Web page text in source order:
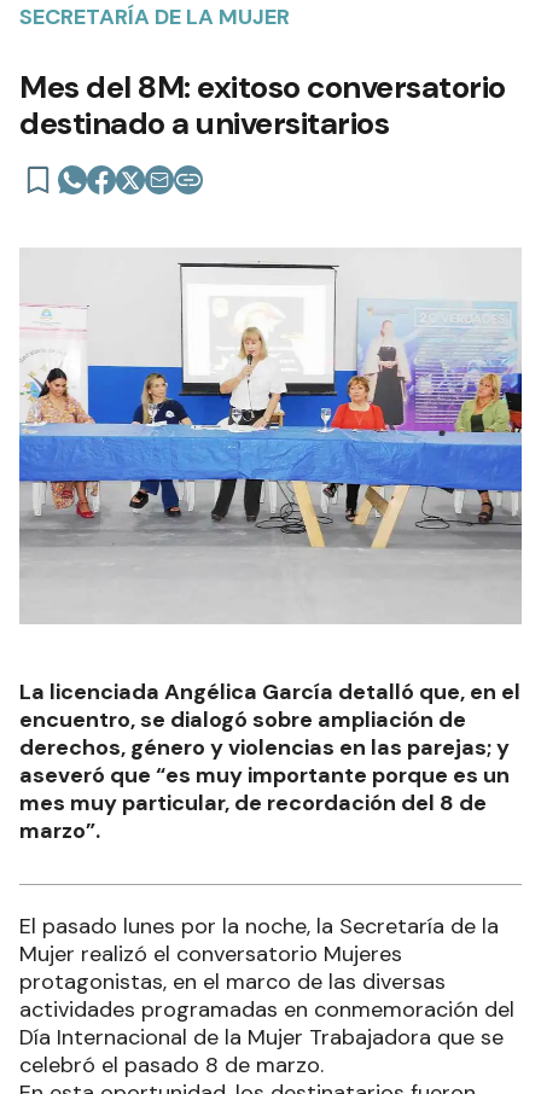
SECRETARÍA DE LA MUJER
Mes del 8M: exitoso conversatorio
destinado a universitarios
La licenciada Angélica García detalló que, en el
encuentro, se dialogó sobre ampliación de
derechos, género y violencias en las parejas; y
aseveró que “es muy importante porque es un
mes muy particular, de recordación del 8 de
marzo”.
El pasado lunes por la noche, la Secretaría de la
Mujer realizó el conversatorio Mujeres
protagonistas, en el marco de las diversas
actividades programadas en conmemoración del
Día Internacional de la Mujer Trabajadora que se
celebró el pasado 8 de marzo.